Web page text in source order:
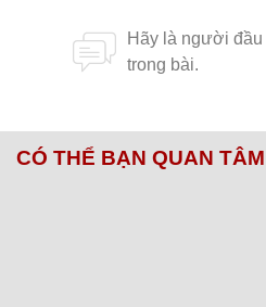
CÓ THỂ BẠN QUAN TÂM